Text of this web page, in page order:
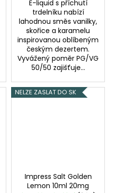
E-liquid s příchutí
trdelníku nabízí
lahodnou směs vanilky,
skořice a karamelu
inspirovanou oblíbeným
českým dezertem.
Vyvážený poměr PG/VG
50/50 zajišťuje...
NELZE ZASLAT DO SK
Impress Salt Golden
Lemon 10ml 20mg